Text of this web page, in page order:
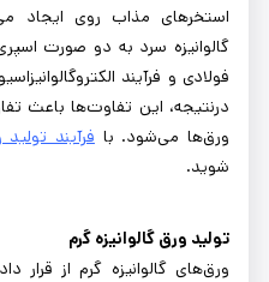
استخرهای مذاب روی ایجاد
گالوانیزه سرد به دو صورت
فولادی و فرآیند
درنتیجه، این تفاوت‌ها باعث
ورق‌ها می‌شود. با فرآیند تولید
شوید.
تولید ورق گالوانیزه گرم
ورق‌های گالوانیزه گرم از